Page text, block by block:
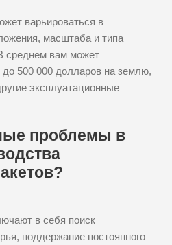
варьироваться в
масштаба и типа
среднем вам может
до 500 000 долларов на землю,
эксплуатационные
проблемы в
в себя поиск
поддержание постоянного